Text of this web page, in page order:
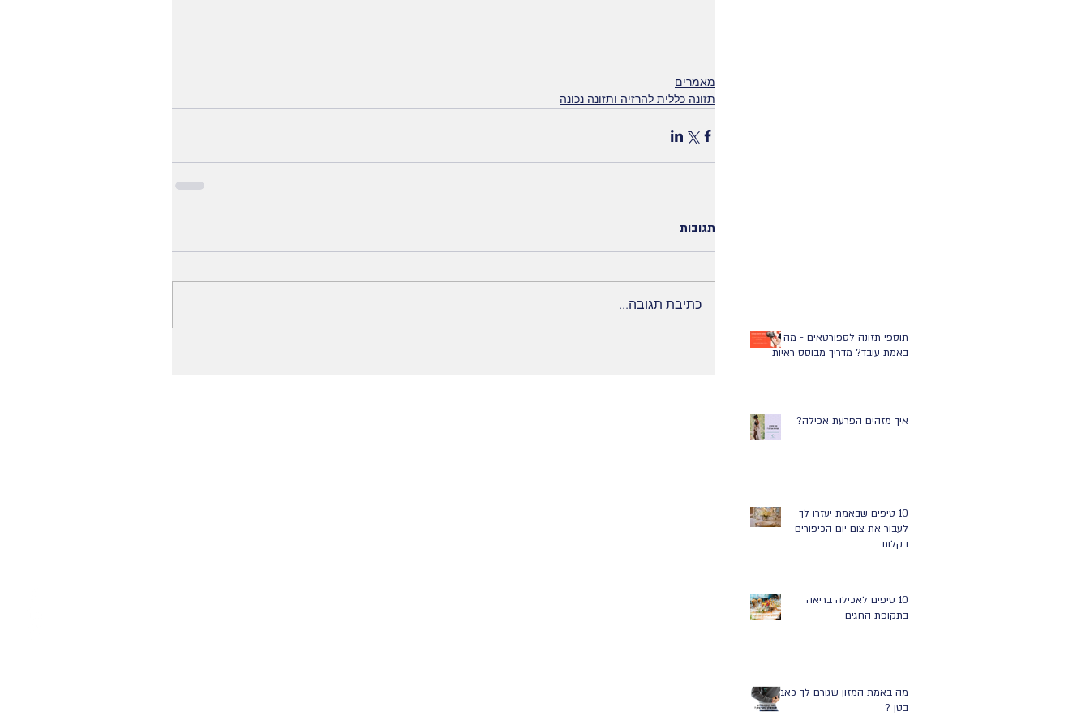
תוספי תזונה לספורטאים - מה
באמת עובד? מדריך מבוסס ראיות
איך מזהים הפרעת אכילה?
10 טיפים שבאמת יעזרו לך
לעבור את צום יום הכיפורים
בקלות
10 טיפים לאכילה בריאה
בתקופת החגים
מה באמת המזון שגורם לך כאבי
בטן ?
מאמרים
תזונה כללית להרזיה ותזונה נכונה
תגובות
כתיבת תגובה...